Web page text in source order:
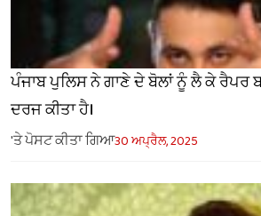
ਪੰਜਾਬ ਪੁਲਿਸ ਨੇ ਗਾਣੇ ਦੇ ਬੋਲਾਂ ਨੂੰ ਲੈ ਕੇ ਰੈਪਰ
ਦਰਜ ਕੀਤਾ ਹੈ।
'ਤੇ ਪੋਸਟ ਕੀਤਾ ਗਿਆ30 ਅਪ੍ਰੈਲ, 2025